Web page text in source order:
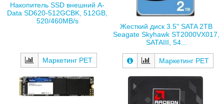
Накопитель SSD внешний A-
Data SD620-512GCBK, 512GB,
520/460MB/s
Маркетинг РЕТ
Жесткий диск 3.5" SATA 2TB
Seagate Skyhawk ST2000VX017,
SATAIII, 54...
Маркетинг РЕТ